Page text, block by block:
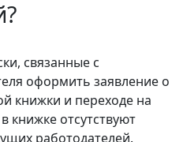
связанные с
оформить заявление о
книжки и переходе на
книжке отсутствуют
работодателей.